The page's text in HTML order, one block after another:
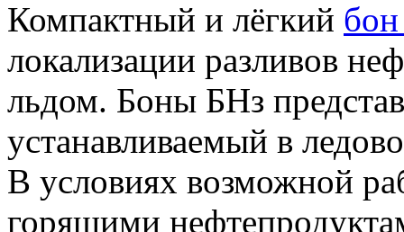
Компактный и лёгкий
локализации разливов
льдом. Боны БНз
устанавливаемый в
В условиях возможной
горящими